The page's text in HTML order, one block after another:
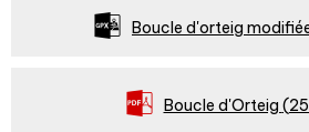
Boucle d'orteig
Boucle d'Orteig